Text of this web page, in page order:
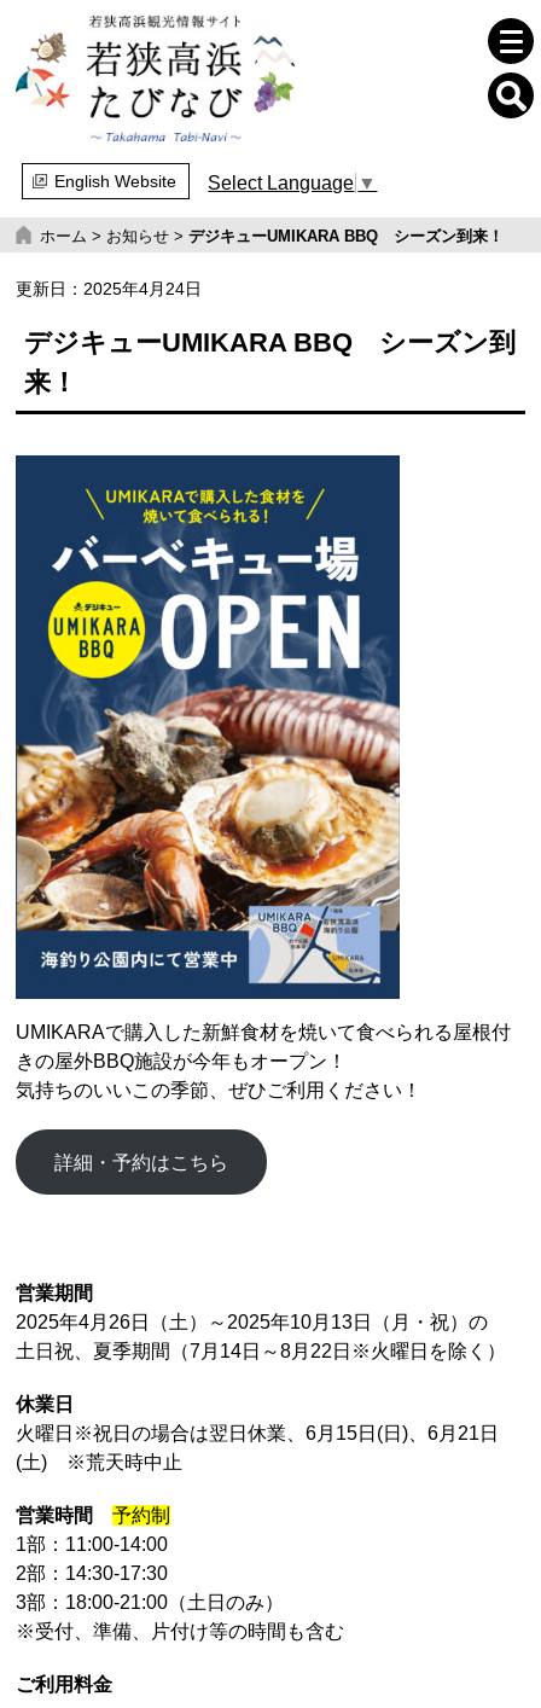
English Website Select Language ▼
ホーム > お知らせ >デジキューUMIKARA BBQ シーズン到来！
更新日：2025年4月24日
デジキューUMIKARA BBQ シーズン到
来！
UMIKARAで購入した新鮮食材を焼いて食べられる屋根付
きの屋外BBQ施設が今年もオープン！
気持ちのいいこの季節、ぜひご利用ください！
詳細・予約はこちら
営業期間
2025年4月26日（土）～2025年10月13日（月・祝）の
土日祝、夏季期間（7月14日～8月22日※火曜日を除く）
休業日
火曜日※祝日の場合は翌日休業、6月15日(日)、6月21日
(土) ※荒天時中止
営業時間
予約制
1部：11:00-14:00
2部：14:30-17:30
3部：18:00-21:00（土日のみ）
※受付、準備、片付け等の時間も含む
ご利用料金